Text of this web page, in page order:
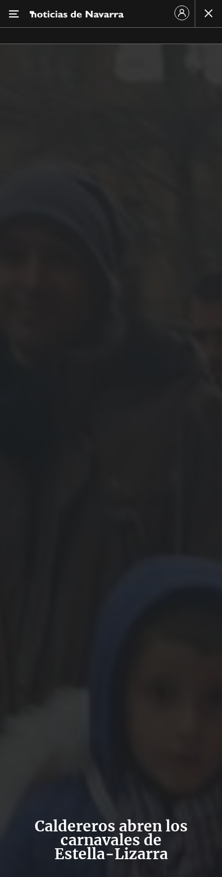
Caldereros abren los
carnavales de
Estella-Lizarra